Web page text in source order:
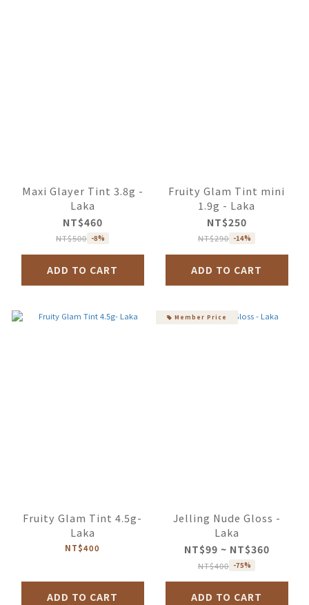
Maxi Glayer Tint 3.8g -
Laka
NT$460
NT$500 -8%
ADD TO CART
Fruity Glam Tint mini
1.9g - Laka
NT$250
NT$290 -14%
ADD TO CART
Fruity Glam Tint 4.5g-
Laka
NT$400
ADD TO CART
Member Price
Jelling Nude Gloss -
Laka
NT$99 ~ NT$360
NT$400 -75%
ADD TO CART